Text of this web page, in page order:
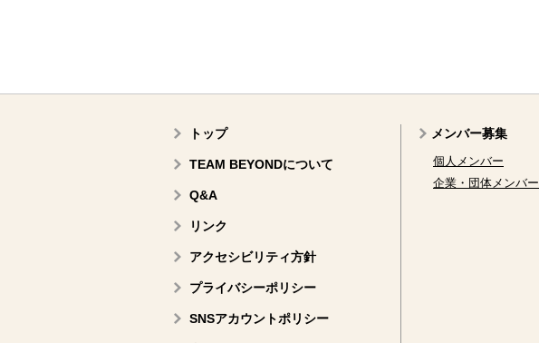
トップ
TEAM BEYONDについて
Q&A
リンク
アクセシビリティ方針
プライバシーポリシー
SNSアカウントポリシー
メンバー募集
個人メンバー
企業・団体メンバー